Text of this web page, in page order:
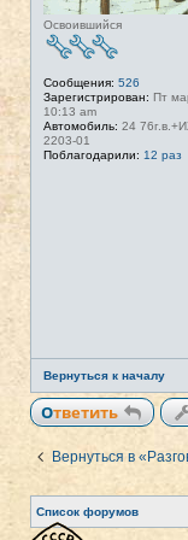
Освоившийся
Сообщения: 526
Зарегистрирован: Пт
10:13 am
Автомобиль: 24
2203-01
Поблагодарили: 12 раз
Вернуться к началу
Ответить
Вернуться в
Список форумов